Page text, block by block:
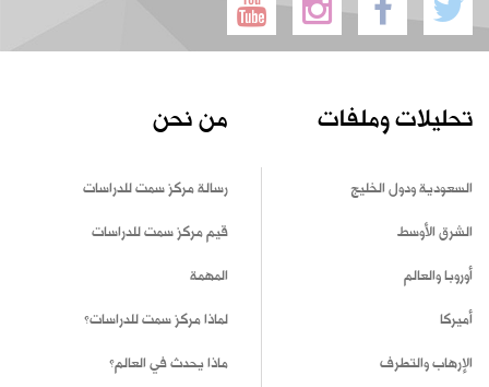
تحليلات وملفات
السعودية ودول الخليج
الشرق الأوسط
أوروبا والعالم
أميركا
الإرهاب والتطرف
من نحن
رسالة مركز سمت للدراسات
قيم مركز سمت للدراسات
المهمة
لماذا مركز سمت للدراسات؟
ماذا يحدث في العالم؟